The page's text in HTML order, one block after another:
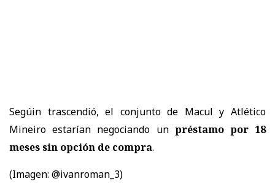
Segúin trascendió, el conjunto de Macul y Atlético
Mineiro estarían negociando un préstamo por 18
meses sin opción de compra.
(Imagen: @ivanroman_3)